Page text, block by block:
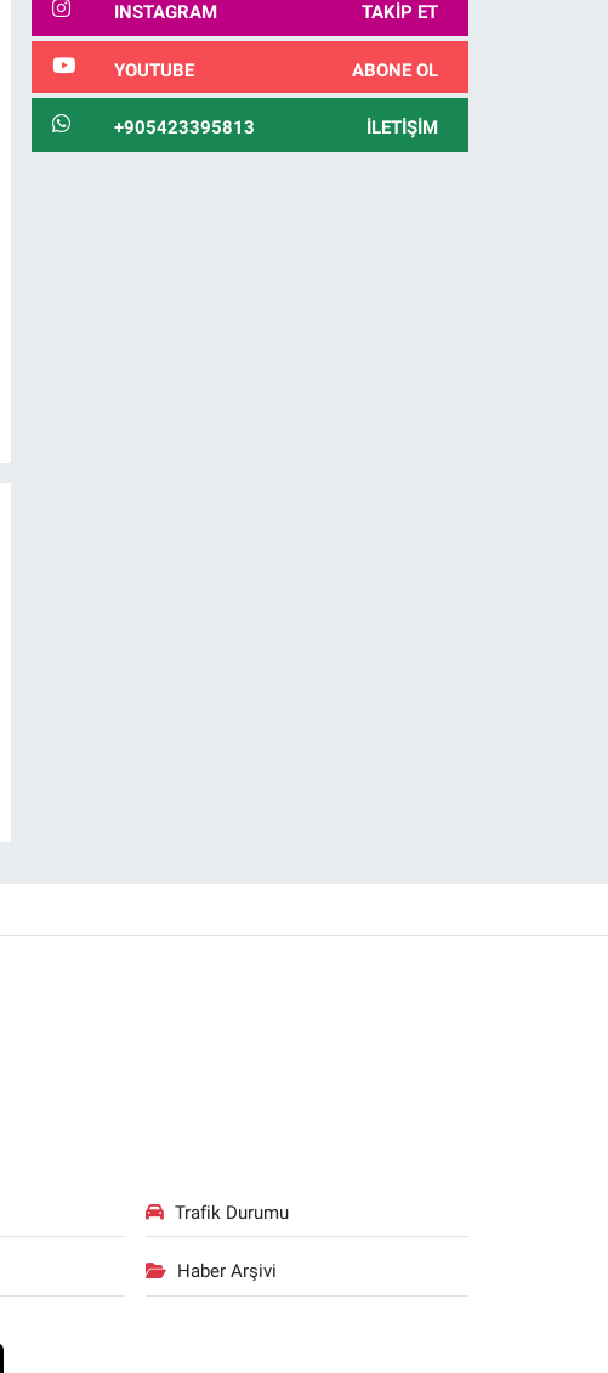
INSTAGRAM TAKIP ET
YOUTUBE ABONE OL
+905423395813 İLETIŞIM
Trafik Durumu
Haber Arşivi